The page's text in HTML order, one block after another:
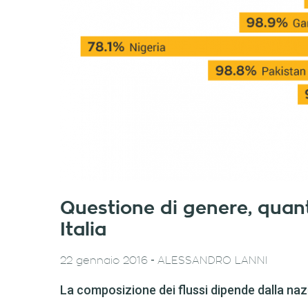
Questione di genere,
Italia
22 gennaio 2016 - ALESSANDRO LANNI
La composizione dei flussi dipende dalla